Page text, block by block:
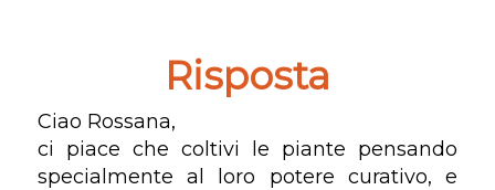
Risposta
Ciao Rossana,
ci piace che coltivi le piante pensando
specialmente al loro potere curativo, e